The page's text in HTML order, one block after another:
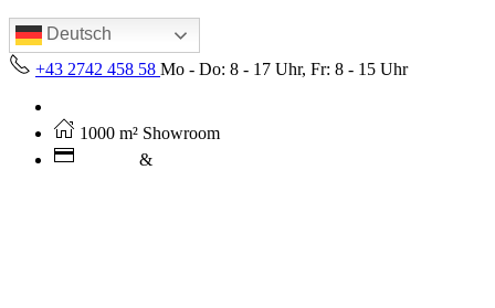
Deutsch
+43 2742 458 58 Mo - Do: 8 - 17 Uhr, Fr: 8 - 15 Uhr
1000 m² Showroom
&